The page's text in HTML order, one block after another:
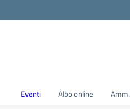
Eventi Albo online